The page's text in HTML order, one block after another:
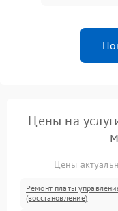
Цены на
Цены
Ремонт платы
(восстановление)